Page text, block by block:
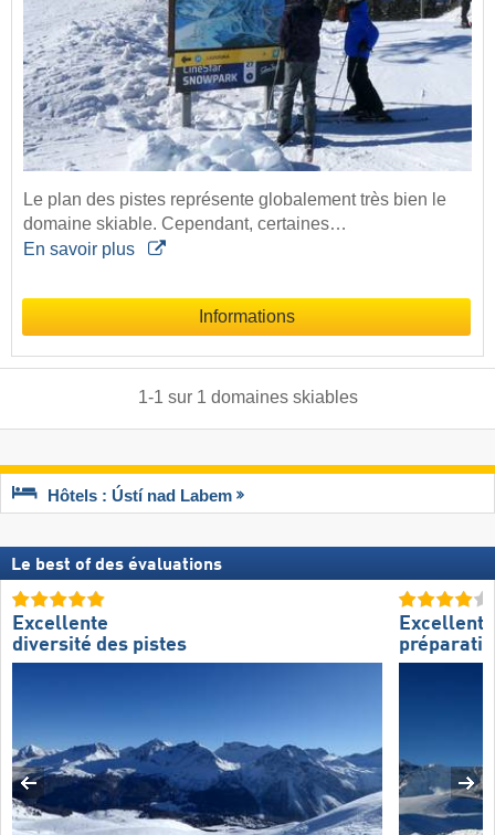
Le plan des pistes représente globalement très bien le
domaine skiable. Cependant, certaines…
En savoir plus
Informations
1-1 sur 1 domaines skiables
Hôtels : Ústí nad Labem
Le best of des évaluations
Excellente
diversité des pistes
Excellente